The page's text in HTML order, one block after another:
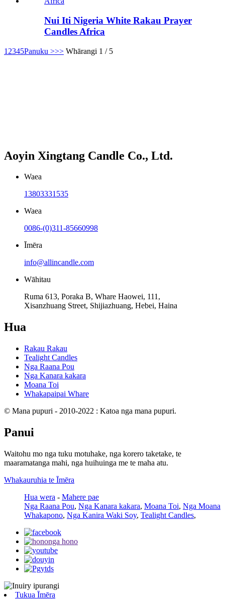
Nui Iti Nigeria White Rakau Prayer
Candles Africa
1 2345Panuku >>> Whārangi 1 / 5
Aoyin Xingtang Candle Co., Ltd.
Waea
13803331535
Waea
0086-(0)311-85660998
Īmēra
info@allincandle.com
Wāhitau
Ruma 613, Poraka B, Whare Haowei, 111,
Xisanzhuang Street, Shijiazhuang, Hebei, Haina
Hua
Rakau Rakau
Tealight Candles
Nga Raana Pou
Nga Kanara kakara
Moana Toi
Whakapaipai Whare
© Mana pupuri - 2010-2022 : Katoa nga mana pupuri.
Panui
Waitohu mo nga tuku motuhake, nga korero taketake, te
maaramatanga mahi, nga huihuinga me te maha atu.
Whakauruhia te Īmēra
Hua wera - Mahere pae
Nga Raana Pou, Nga Kanara kakara, Moana Toi, Nga Moana
Whakapono, Nga Kanira Waki ​​Soy, Tealight Candles,
Tukua Īmēra